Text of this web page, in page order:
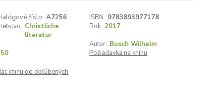
číslo: A7256 ISBN: 9783893977178
Christliche
literatur
Rok: 2017
Autor: Busch Wilhelm
Požiadavka na knihu
knihu do obľúbených